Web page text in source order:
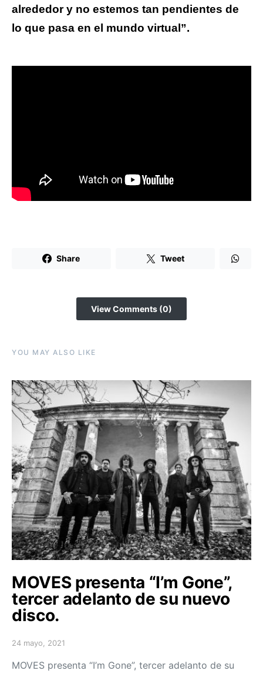
alrededor y no estemos tan pendientes de
lo que pasa en el mundo virtual”.
Share Tweet
View Comments (0)
YOU MAY ALSO LIKE
MOVES presenta “I’m Gone”,
tercer adelanto de su nuevo
disco.
Posted on
24 mayo, 2021
MOVES presenta “I’m Gone”, tercer adelanto de su